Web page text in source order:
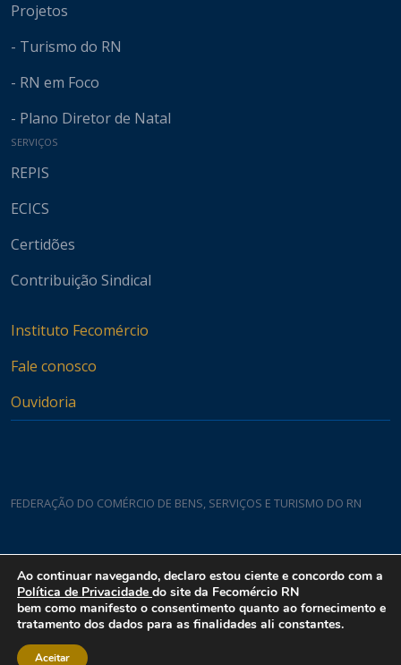
Projetos
- Turismo do RN
- RN em Foco
- Plano Diretor de Natal
SERVIÇOS
REPIS
ECICS
Certidões
Contribuição Sindical
Instituto Fecomércio
Fale conosco
Ouvidoria
FEDERAÇÃO DO COMÉRCIO DE BENS, SERVIÇOS E TURISMO DO RN
Rua Padre João Damasceno, 1935 - Lagoa Nova CEP 59075-760
Ao continuar navegando, declaro estou ciente e concordo com a
Política de Privacidade do site da Fecomércio RN
bem como manifesto o consentimento quanto ao fornecimento e
tratamento dos dados para as finalidades ali constantes.
Aceitar